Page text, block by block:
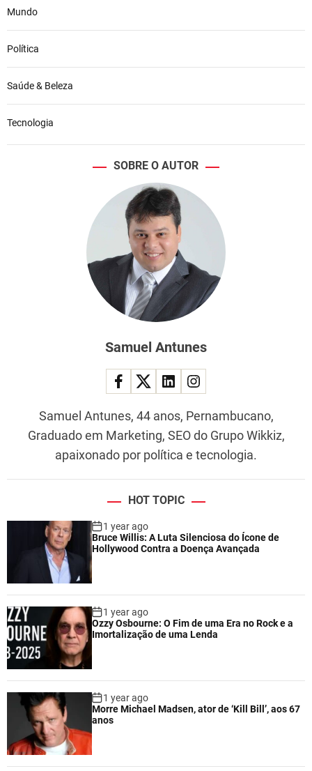
Mundo
Política
Saúde & Beleza
Tecnologia
SOBRE O AUTOR
Samuel Antunes
Samuel Antunes, 44 anos, Pernambucano,
Graduado em Marketing, SEO do Grupo Wikkiz,
apaixonado por política e tecnologia.
HOT TOPIC
1 year ago
Bruce Willis: A Luta Silenciosa do Ícone de
Hollywood Contra a Doença Avançada
1 year ago
Ozzy Osbourne: O Fim de uma Era no Rock e a
Imortalização de uma Lenda
1 year ago
Morre Michael Madsen, ator de ‘Kill Bill’, aos 67
anos